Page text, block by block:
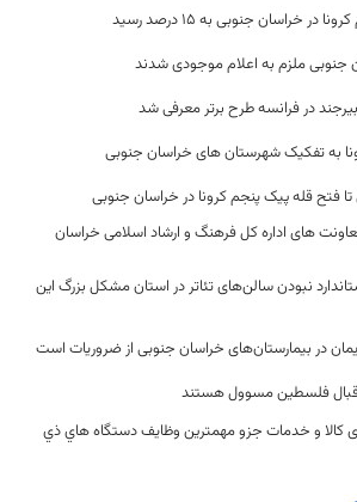
خراسان جنوبی به ۱۵ درصد رسید
جنوبی ملزم به اعلام موجودی شدند
در فرانسه طرح برتر معرفی شد
به تفکیک شهرستان های خراسان جنوبی
های اداره کل فرهنگ و ارشاد اسلامی خراسان
نبودن سالن‌های تئاتر در استان مشکل بزرگ این
در بیمارستان‌های خراسان جنوبی از ضروریات است
فلسطین مسوول هستند
کالا و خدمات جزو مهمترین وظایف دستگاه هاي ذي